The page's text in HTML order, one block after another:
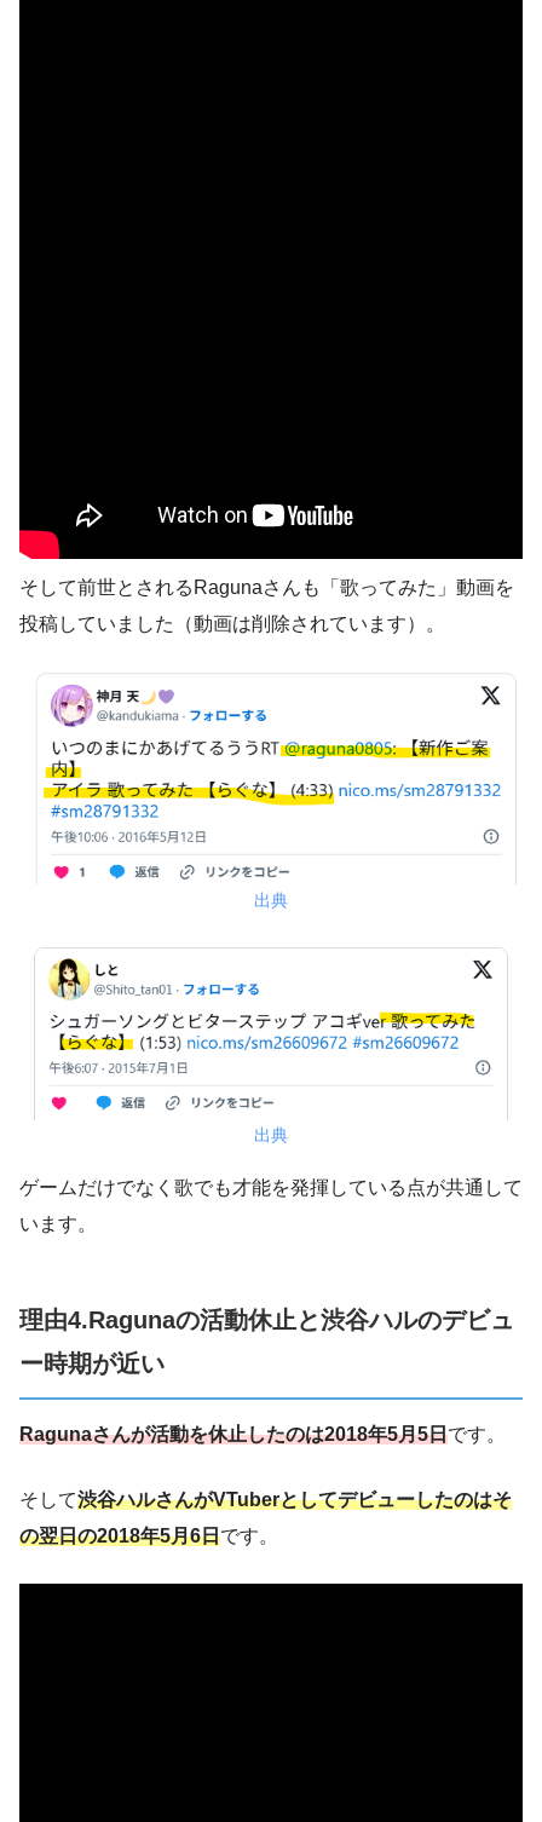
そして前世とされるRagunaさんも「歌ってみた」動画を
投稿していました（動画は削除されています）。
出典
出典
ゲームだけでなく歌でも才能を発揮している点が共通して
います。
理由4.Ragunaの活動休止と渋谷ハルのデビュ
ー時期が近い
Ragunaさんが活動を休止したのは2018年5月5日です。
そして渋谷ハルさんがVTuberとしてデビューしたのはそ
の翌日の2018年5月6日です。